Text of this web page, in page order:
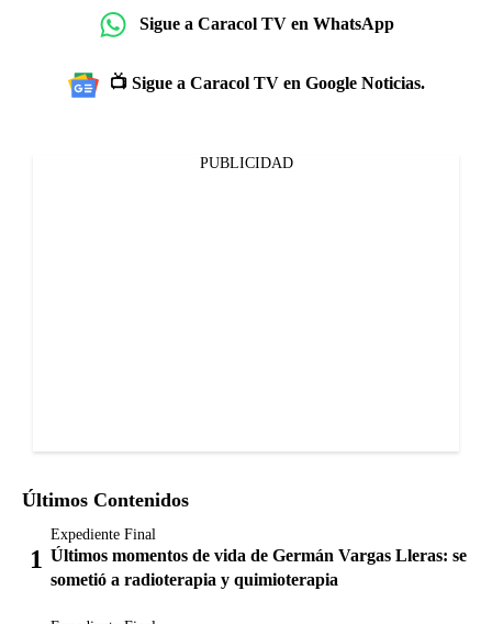
Sigue a Caracol TV en WhatsApp
📺 Sigue a Caracol TV en Google Noticias.
PUBLICIDAD
Últimos Contenidos
Expediente Final
Últimos momentos de vida de Germán Vargas Lleras: se
sometió a radioterapia y quimioterapia